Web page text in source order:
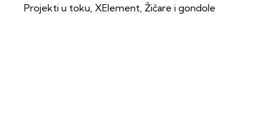
Projekti u toku, XElement, Žičare i gondole